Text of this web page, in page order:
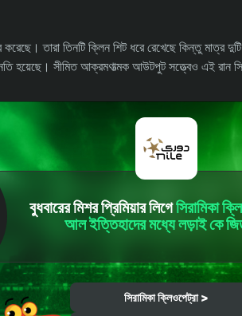
তারা তিনটি ক্লিন শিট ধরে রেখেছে কিন্তু
হয়েছে। সীমিত আক্রমণাত্মক আউটপুট সত্ত্বেও এই রান
বুধবারের মিশর প্রিমিয়ার লিগেসিরামিকা
আল ইত্তিহাদের মধ্যে লড়াই কে
সিরামিকা ক্লিওপেট্রা >